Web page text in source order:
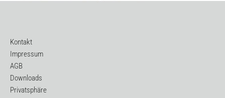
Kontakt
Impressum
AGB
Downloads
Privatsphäre